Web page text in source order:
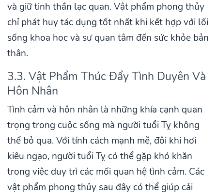
và giữ tinh thần lạc quan. Vật phẩm phong thủy
chỉ phát huy tác dụng tốt nhất khi kết hợp với lối
sống khoa học và sự quan tâm đến sức khỏe bản
thân.
3.3. Vật Phẩm Thúc Đẩy Tình Duyên Và
Hôn Nhân
Tình cảm và hôn nhân là những khía cạnh quan
trọng trong cuộc sống mà người tuổi Tỵ không
thể bỏ qua. Với tính cách mạnh mẽ, đôi khi hơi
kiêu ngạo, người tuổi Tỵ có thể gặp khó khăn
trong việc duy trì các mối quan hệ tình cảm. Các
vật phẩm phong thủy sau đây có thể giúp cải